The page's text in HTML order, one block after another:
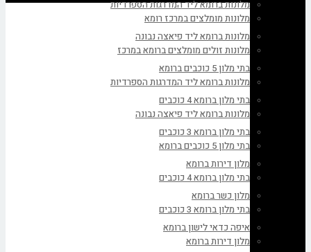
מלונות ברומא ליד המדרגות הספרדיות
מלונות ברומא ליד פיאצה נבונה
בתי מלון 5 כוכבים ברומא
בתי מלון ברומא 4 כוכבים
בתי מלון ברומא 3 כוכבים
מלון דירות ברומא
מלון כשר ברומא
איפה כדאי לישון ברומא
מלונות מומלצים במרכז רומא
מלונות זולים מומלצים ברומא במרכז
מלונות ברומא ליד המדרגות הספרדיות
מלונות ברומא ליד פיאצה נבונה
בתי מלון 5 כוכבים ברומא
בתי מלון ברומא 4 כוכבים
בתי מלון ברומא 3 כוכבים
מלון דירות ברומא